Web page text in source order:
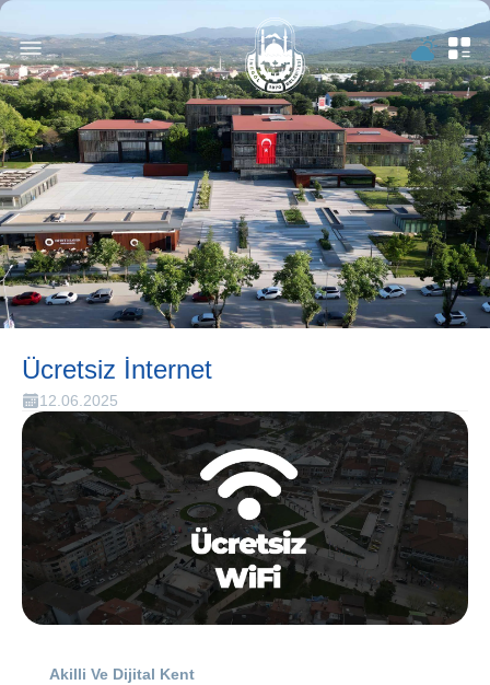
Ücretsiz İnternet
12.06.2025
Akilli Ve Dijital Kent